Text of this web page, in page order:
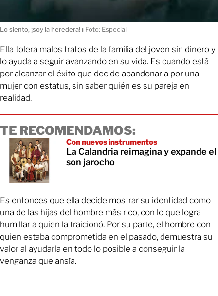
Lo siento, ¡soy la heredera!ı Foto: Especial
Ella tolera malos tratos de la familia del joven sin dinero y
lo ayuda a seguir avanzando en su vida. Es cuando está
por alcanzar el éxito que decide abandonarla por una
mujer con estatus, sin saber quién es su pareja en
realidad.
TE RECOMENDAMOS:
Con nuevos instrumentos
La Calandria reimagina y expande el
son jarocho
Es entonces que ella decide mostrar su identidad como
una de las hijas del hombre más rico, con lo que logra
humillar a quien la traicionó. Por su parte, el hombre con
quien estaba comprometida en el pasado, demuestra su
valor al ayudarla en todo lo posible a conseguir la
venganza que ansía.